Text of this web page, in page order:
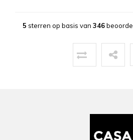
13-03-2026
Uitstekende service zowel
vermelding voor de heel
benodigdheden leverde en
5 sterren op basis van 346